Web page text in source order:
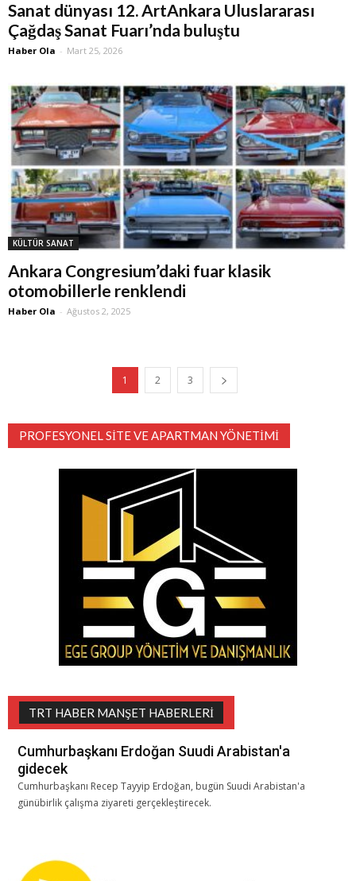
Sanat dünyası 12. ArtAnkara Uluslararası
Çağdaş Sanat Fuarı’nda buluştu
Haber Ola - Mart 25, 2026
KÜLTÜR SANAT
Ankara Congresium’daki fuar klasik
otomobillerle renklendi
Haber Ola - Ağustos 2, 2025
1 2 3
PROFESYONEL SITE VE APARTMAN YÖNETIMI
TRT HABER MANŞET HABERLERI
Cumhurbaşkanı Erdoğan Suudi Arabistan'a
gidecek
Cumhurbaşkanı Recep Tayyip Erdoğan, bugün Suudi Arabistan'a
günübirlik çalışma ziyareti gerçekleştirecek.